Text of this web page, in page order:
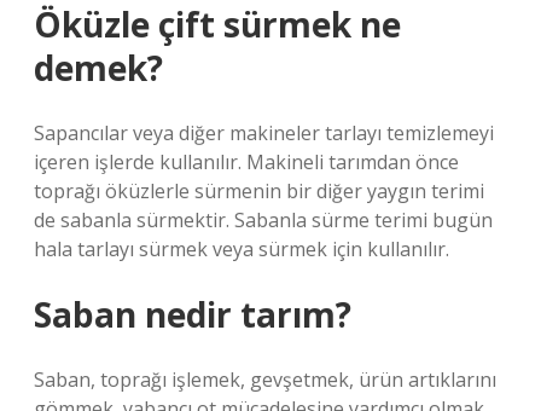
Öküzle çift sürmek ne
demek?
Sapancılar veya diğer makineler tarlayı temizlemeyi
içeren işlerde kullanılır. Makineli tarımdan önce
toprağı öküzlerle sürmenin bir diğer yaygın terimi
de sabanla sürmektir. Sabanla sürme terimi bugün
hala tarlayı sürmek veya sürmek için kullanılır.
Saban nedir tarım?
Saban, toprağı işlemek, gevşetmek, ürün artıklarını